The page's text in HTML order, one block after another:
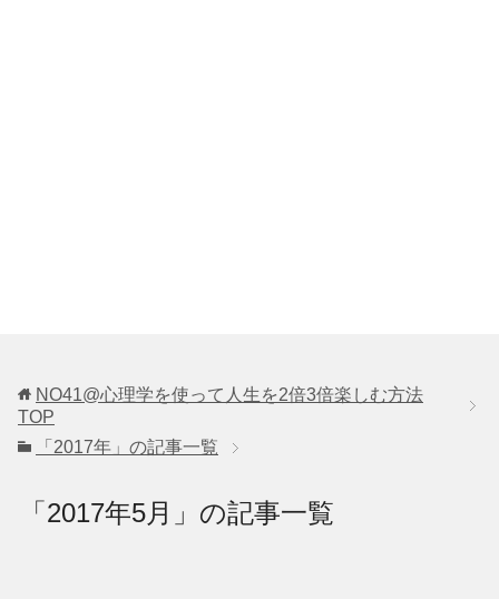
NO41@心理学を使って人生を2倍3倍楽しむ方法
TOP
「2017年」の記事一覧
「2017年5月」の記事一覧